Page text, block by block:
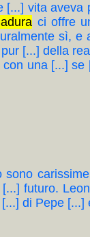
vita
ci offre
sì, e
[...] della
una [...]
futuro.
di Pepe